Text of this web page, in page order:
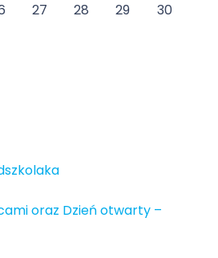
27 28 29
30
oraz Dzień otwarty –